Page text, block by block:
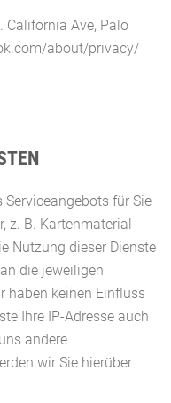
Ave, Palo
about/privacy/
für Sie
z. B. Kartenmaterial
Nutzung dieser Dienste
die jeweiligen
haben keinen Einfluss
Ihre IP-Adresse auch
andere
wir Sie hierüber